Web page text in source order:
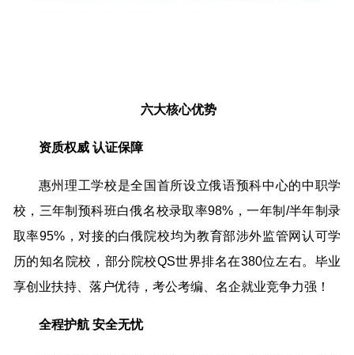
六大核心优势
资质权威 认证保障
惠州理工学校是全国首所设立俄语预科中心的中职学
校，三年制预科班白俄名校录取率98%，一年制/半年制录
取率95%，对接的白俄院校均为教育部涉外监管网认可学
历的知名院校，部分院校QS世界排名在380位左右。毕业
享创业扶持、落户优待，考公考编、名企就业竞争力强！
全程护航 安全无忧